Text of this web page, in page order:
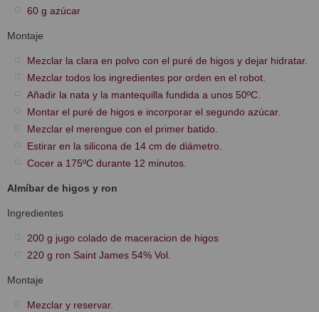
60 g azúcar
Montaje
Mezclar la clara en polvo con el puré de higos y dejar hidratar.
Mezclar todos los ingredientes por orden en el robot.
Añadir la nata y la mantequilla fundida a unos 50ºC.
Montar el puré de higos e incorporar el segundo azúcar.
Mezclar el merengue con el primer batido.
Estirar en la silicona de 14 cm de diámetro.
Cocer a 175ºC durante 12 minutos.
Almíbar de higos y ron
Ingredientes
200 g jugo colado de maceracion de higos
220 g ron Saint James 54% Vol.
Montaje
Mezclar y reservar.